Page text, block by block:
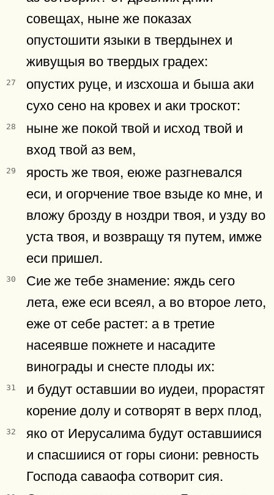
совещах, ныне же показах
опустошити языки в твердынех и
живущыя во твердых градех:
27
опустих руце, и изсхоша и быша аки
сухо сено на кровех и аки троскот:
28
ныне же покой твой и исход твой и
вход твой аз вем,
29
ярость же твоя, еюже разгневался
еси, и огорчение твое взыде ко мне, и
вложу брозду в ноздри твоя, и узду во
уста твоя, и возвращу тя путем, имже
еси пришел.
30
Сие же тебе знамение: яждь сего
лета, еже еси всеял, а во второе лето,
еже от себе растет: а в третие
насеявше пожнете и насадите
винограды и снесте плоды их:
31
и будут оставшии во иудеи, прорастят
корение долу и сотворят в верх плод,
32
яко от Иерусалима будут оставшиися
и спасшиися от горы сиони: ревность
Господа саваофа сотворит сия.